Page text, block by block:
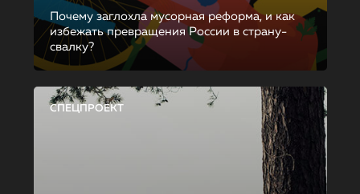
Почему заглохла мусорная реформа, и как
избежать превращения России в страну-
свалку?
СПЕЦПРОЕКТ